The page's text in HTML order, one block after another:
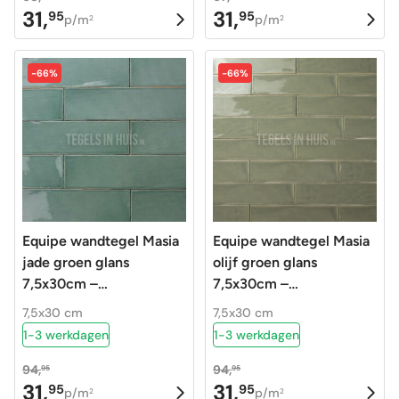
Oorspronkelijke
prijs
was:
68,90.
31,95
Huidige
prijs
is:
31,95.
p/m2
Oorspronkelijke
prijs
was:
67,75.
31,95
Huidige
prijs
is:
31,95.
p/m2
-66%
Equipe wandtegel Masia
jade groen glans
7,5x30cm –
Langwerpige witjes –
21320
7,5x30 cm
1-3 werkdagen
94,95
Oorspronkelijke
31,95
Huidigep/m2
-66%
Equipe wandtegel Masia
olijf groen glans
7,5x30cm –
Langwerpige witjes –
21319
7,5x30 cm
1-3 werkdagen
94,95
Oorspronkelijke
31,95
Huidigep/m2